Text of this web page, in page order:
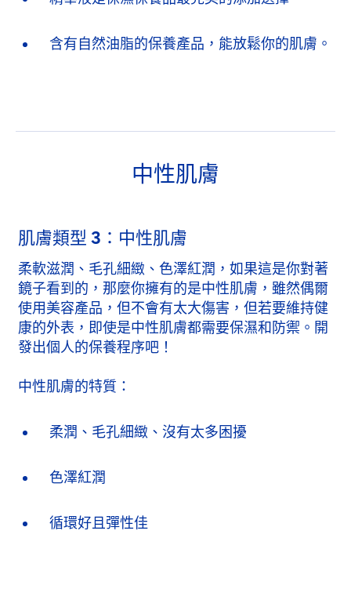
含有自然油脂的保養產品，能放鬆你的肌膚。
中性肌膚
肌膚類型 3：中性肌膚
柔軟滋潤、毛孔細緻、色澤紅潤，如果這是你對著
鏡子看到的，那麼你擁有的是中性肌膚，雖然偶爾
使用美容產品，但不會有太大傷害，但若要維持健
康的外表，即使是中性肌膚都需要保濕和防禦。開
發出個人的保養程序吧！
中性肌膚的特質：
柔潤、毛孔細緻、沒有太多困擾
色澤紅潤
循環好且彈性佳